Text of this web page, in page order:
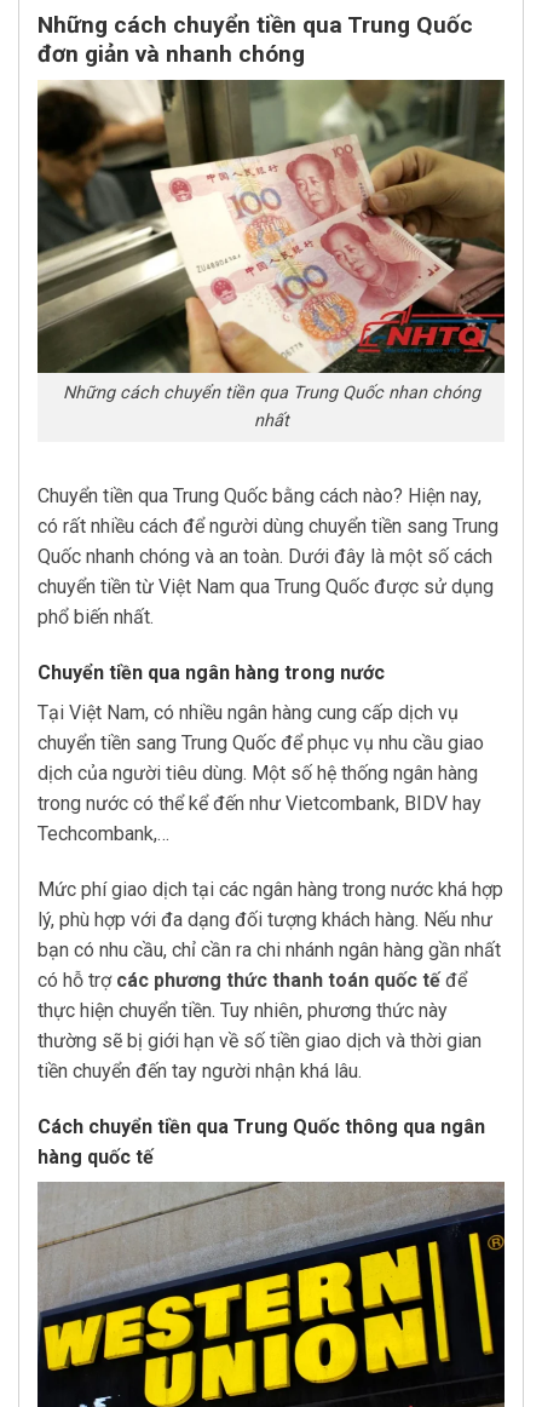
Những cách chuyển tiền qua Trung Quốc
đơn giản và nhanh chóng
Những cách chuyển tiền qua Trung Quốc nhan chóng
nhất
Chuyển tiền qua Trung Quốc bằng cách nào? Hiện nay,
có rất nhiều cách để người dùng chuyển tiền sang Trung
Quốc nhanh chóng và an toàn. Dưới đây là một số cách
chuyển tiền từ Việt Nam qua Trung Quốc được sử dụng
phổ biến nhất.
Chuyển tiền qua ngân hàng trong nước
Tại Việt Nam, có nhiều ngân hàng cung cấp dịch vụ
chuyển tiền sang Trung Quốc để phục vụ nhu cầu giao
dịch của người tiêu dùng. Một số hệ thống ngân hàng
trong nước có thể kể đến như Vietcombank, BIDV hay
Techcombank,…
Mức phí giao dịch tại các ngân hàng trong nước khá hợp
lý, phù hợp với đa dạng đối tượng khách hàng. Nếu như
bạn có nhu cầu, chỉ cần ra chi nhánh ngân hàng gần nhất
có hỗ trợ các phương thức thanh toán quốc tếđể
thực hiện chuyển tiền. Tuy nhiên, phương thức này
thường sẽ bị giới hạn về số tiền giao dịch và thời gian
tiền chuyển đến tay người nhận khá lâu.
Cách chuyển tiền qua Trung Quốc thông qua ngân
hàng quốc tế